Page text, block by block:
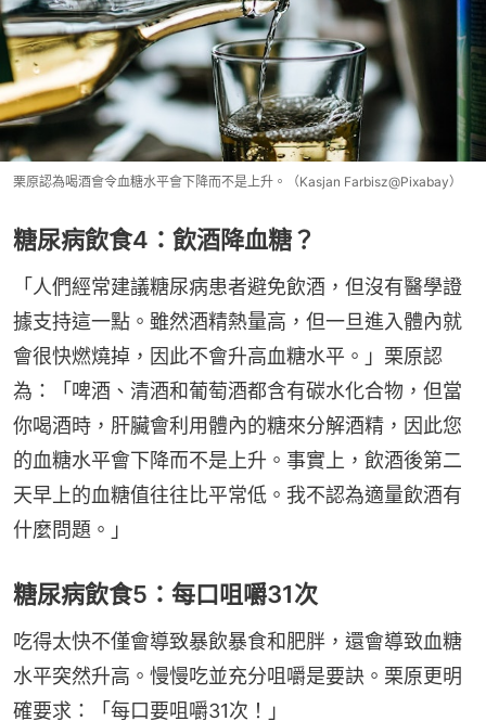
栗原認為喝酒會令血糖水平會下降而不是上升。（Kasjan Farbisz@Pixabay）
糖尿病飲食4：飲酒降血糖？
「人們經常建議糖尿病患者避免飲酒，但沒有醫學證
據支持這一點。雖然酒精熱量高，但一旦進入體內就
會很快燃燒掉，因此不會升高血糖水平。」栗原認
為：「啤酒、清酒和葡萄酒都含有碳水化合物，但當
你喝酒時，肝臟會利用體內的糖來分解酒精，因此您
的血糖水平會下降而不是上升。事實上，飲酒後第二
天早上的血糖值往往比平常低。我不認為適量飲酒有
什麼問題。」
糖尿病飲食5：每口咀嚼31次
吃得太快不僅會導致暴飲暴食和肥胖，還會導致血糖
水平突然升高。慢慢吃並充分咀嚼是要訣。栗原更明
確要求：「每口要咀嚼31次！」